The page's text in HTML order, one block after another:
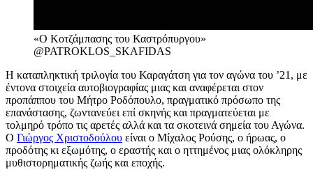
«Ο Κοτζάμπασης του Καστρόπυργου»
@PATROKLOS_SKAFIDAS
Η καταπληκτική τριλογία του Καραγάτση για τον αγώνα του ’21, με
έντονα στοιχεία αυτοβιογραφίας μιας και αναφέρεται στον
προπάππου του Μήτρο Ροδόπουλο, πραγματικό πρόσωπο της
επανάστασης, ζωντανεύει επί σκηνής και πραγματεύεται με
τολμηρό τρόπο τις αρετές αλλά και τα σκοτεινά σημεία του Αγώνα.
Ο Γιώργος Χριστοδούλου είναι ο Μίχαλος Ρούσης, ο ήρωας, ο
προδότης κι εξωμότης, ο εραστής και ο ηττημένος μιας ολόκληρης
μυθιστορηματικής ζωής και εποχής.